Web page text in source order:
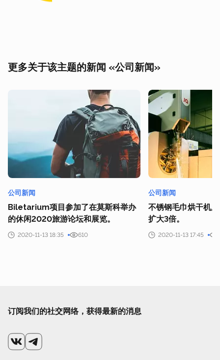
更多关于该主题的新闻 «公司新闻»
公司新闻
Biletarium项目参加了在莫斯科举办
的休闲2020旅游论坛和展览。
2020-11-13 18:35 610
公司新闻
不锈钢毛巾烘干机
扩大3倍。
2020-11-13 17:45
订阅我们的社交网络，获得最新的消息